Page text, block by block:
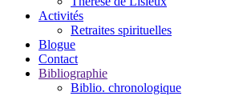
Activités
Retraites spirituelles
Blogue
Contact
Bibliographie
Biblio. chronologique